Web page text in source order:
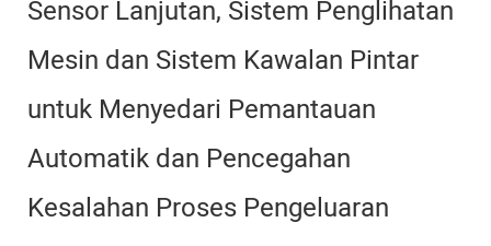
Sensor Lanjutan, Sistem Penglihatan
Mesin dan Sistem Kawalan Pintar
untuk Menyedari Pemantauan
Automatik dan Pencegahan
Kesalahan Proses Pengeluaran